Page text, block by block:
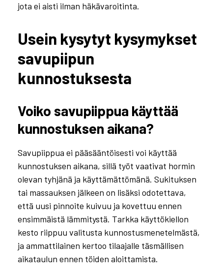
jota ei aisti ilman häkävaroitinta.
Usein kysytyt kysymykset
savupiipun
kunnostuksesta
Voiko savupiippua käyttää
kunnostuksen aikana?
Savupiippua ei pääsääntöisesti voi käyttää
kunnostuksen aikana, sillä työt vaativat hormin
olevan tyhjänä ja käyttämättömänä. Sukituksen
tai massauksen jälkeen on lisäksi odotettava,
että uusi pinnoite kuivuu ja kovettuu ennen
ensimmäistä lämmitystä. Tarkka käyttökiellon
kesto riippuu valitusta kunnostusmenetelmästä,
ja ammattilainen kertoo tilaajalle täsmällisen
aikataulun ennen töiden aloittamista.